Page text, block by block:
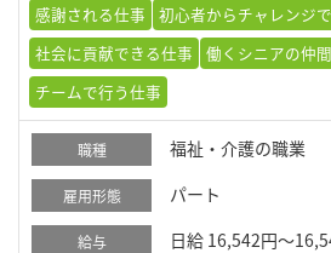
感謝される仕事
初心者からチャレンジ
社会に貢献できる仕事
働くシニアの仲
チームで行う仕事
職種 福祉・介護の職業
雇用形態 パート
給与 日給 16,542円～